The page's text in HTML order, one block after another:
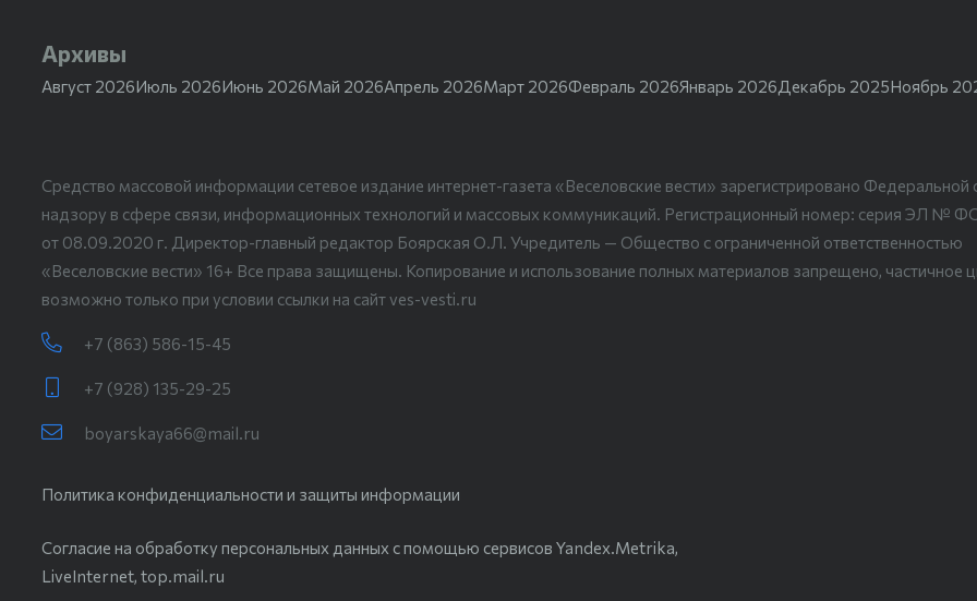
Архивы
Август 2026Июль 2026Июнь 2026Май 2026Апрель 2026Март 2026Февраль 2026Январь 2026Декабрь 2025Ноябрь
Средство массовой информации сетевое издание интернет-газета «Веселовские вести» зарегистрировано Федеральной
надзору в сфере связи, информационных технологий и массовых коммуникаций. Регистрационный номер: серия ЭЛ №
от 08.09.2020 г. Директор-главный редактор Боярская О.Л. Учредитель — Общество с ограниченной ответственностью
«Веселовские вести» 16+ Все права защищены. Копирование и использование полных материалов запрещено, частичное
возможно только при условии ссылки на сайт ves-vesti.ru
+7 (863) 586-15-45
+7 (928) 135-29-25
boyarskaya66@mail.ru
Политика конфиденциальности и защиты информации
Согласие на обработку персональных данных с помощью сервисов Yandex.Metrika,
LiveInternet, top.mail.ru